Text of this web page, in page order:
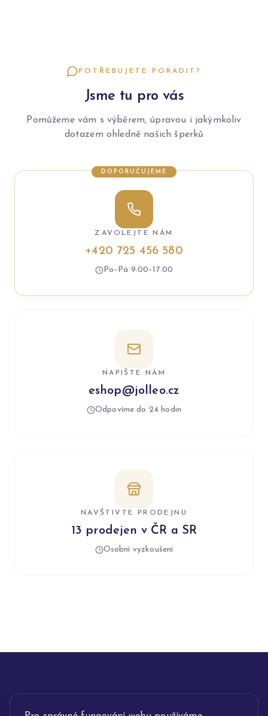
POTŘEBUJETE PORADIT?
Jsme tu pro vás
Pomůžeme vám s výběrem, úpravou i jakýmkoliv
dotazem ohledně našich šperků
DOPORUČUJEME
ZAVOLEJTE NÁM
+420 725 456 580
Po–Pá 9:00–17:00
NAPIŠTE NÁM
eshop@jolleo.cz
Odpovíme do 24 hodin
NAVŠTIVTE PRODEJNU
13 prodejen v ČR a SR
Osobní vyzkoušení